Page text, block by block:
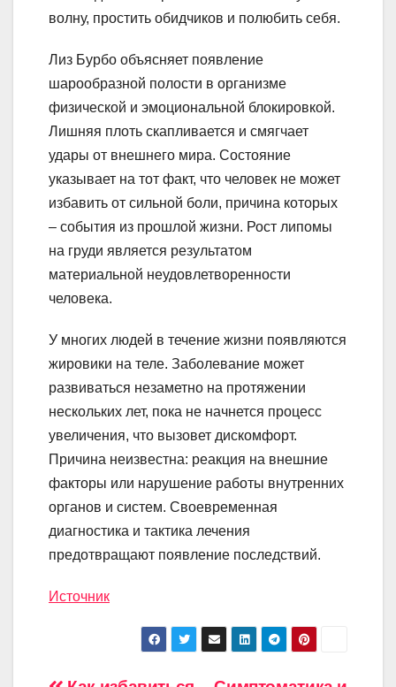
волну, простить обидчиков и полюбить себя.
Лиз Бурбо объясняет появление
шарообразной полости в организме
физической и эмоциональной блокировкой.
Лишняя плоть скапливается и смягчает
удары от внешнего мира. Состояние
указывает на тот факт, что человек не может
избавить от сильной боли, причина которых
– события из прошлой жизни. Рост липомы
на груди является результатом
материальной неудовлетворенности
человека.
У многих людей в течение жизни появляются
жировики на теле. Заболевание может
развиваться незаметно на протяжении
нескольких лет, пока не начнется процесс
увеличения, что вызовет дискомфорт.
Причина неизвестна: реакция на внешние
факторы или нарушение работы внутренних
органов и систем. Своевременная
диагностика и тактика лечения
предотвращают появление последствий.
Источник